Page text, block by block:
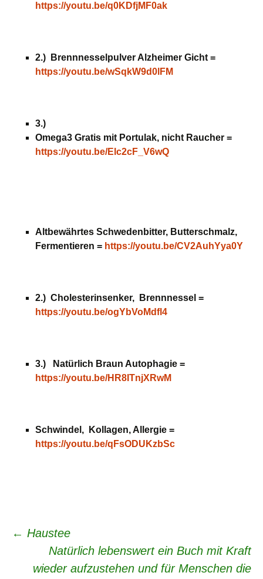
https://youtu.be/q0KDfjMF0ak
2.) Brennnesselpulver Alzheimer Gicht =
https://youtu.be/wSqkW9d0lFM
3.)
Omega3 Gratis mit Portulak, nicht Raucher =
https://youtu.be/Elc2cF_V6wQ
Altbewährtes Schwedenbitter, Butterschmalz,
Fermentieren = https://youtu.be/CV2AuhYya0Y
2.) Cholesterinsenker, Brennnessel =
https://youtu.be/ogYbVoMdfl4
3.) Natürlich Braun Autophagie =
https://youtu.be/HR8ITnjXRwM
Schwindel, Kollagen, Allergie =
https://youtu.be/qFsODUKzbSc
Beitrags-
← Haustee
Natürlich lebenswert ein Buch mit Kraft
wieder aufzustehen und für Menschen die